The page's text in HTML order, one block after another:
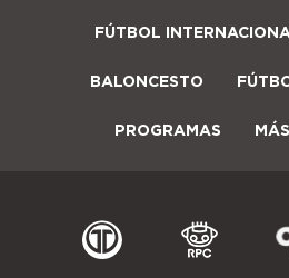
FÚTBOL
BALONCESTO
PROGRAMAS